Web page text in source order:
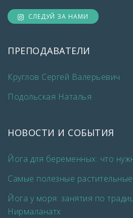
СЛЕДУЙ ЗА НАМИ
ПРЕПОДАВАТЕЛИ
Круглов Сергей Валерьевич
Подольская Наталья
НОВОСТИ И СОБЫТИЯ
Йога для беременных: что
Самые полезные
Йога у моря: занятия по
Нирмаланатх